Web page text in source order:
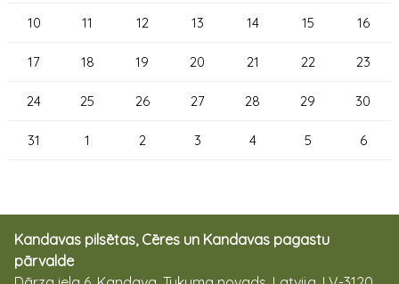
10 11 12 13 14 15 16
17 18 19 20 21 22 23
24 25 26 27 28 29 30
31 1 2 3 4 5 6
Kandavas pilsētas, Cēres un Kandavas pagastu
pārvalde